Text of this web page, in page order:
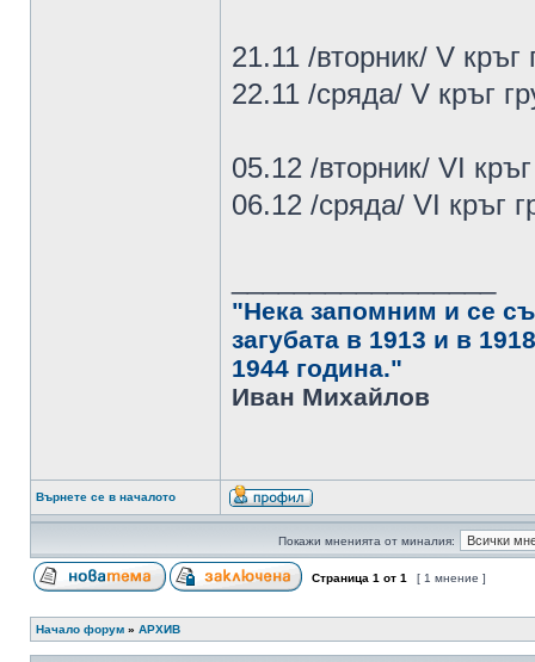
21.11 /вторник/ V кръг
22.11 /сряда/ V кръг
05.12 /вторник/ VI
06.12 /сряда/ VI кръг
"Нека запомним и се
загубата в 1913 и в
1944 година."
Иван Михайлов
Върнете се в началото
Покажи мненията от миналия:
Страница 1 от 1 [ 1 мнение ]
Начало форум » АРХИВ